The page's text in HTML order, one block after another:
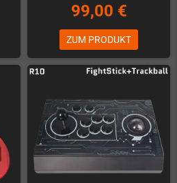
99,00 €
ZUM PRODUKT